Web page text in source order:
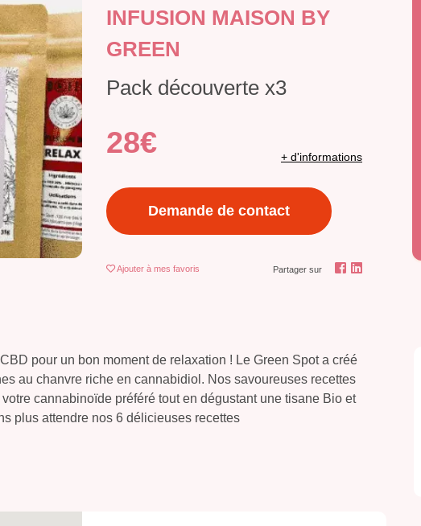
INFUSION MAISON BY
GREEN
Pack découverte x3
28€ + d'informations
Demande de contact
Ajouter à mes favoris Partager sur
pour un bon moment de relaxation ! Le Green Spot a créé
au chanvre riche en cannabidiol. Nos savoureuses recettes
cannabinoïde préféré tout en dégustant une tisane Bio et
plus attendre nos 6 délicieuses recettes